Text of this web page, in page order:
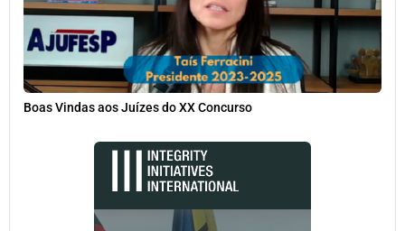
Boas Vindas aos Juízes do XX Concurso